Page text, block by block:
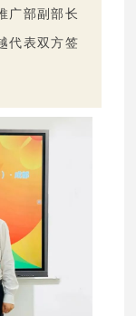
广部副部长
代表双方签